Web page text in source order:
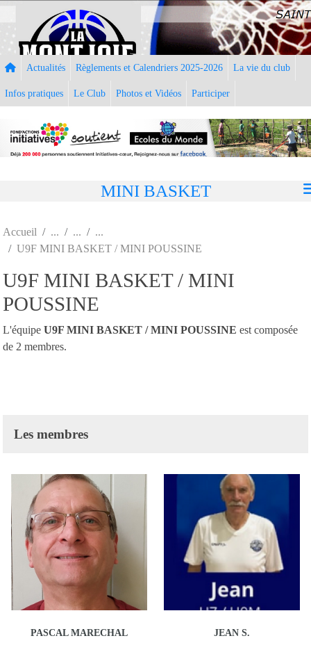
Actualités Règlements et Calendriers 2025-2026 La vie du club
Infos pratiques Le Club Photos et Vidéos Participer
MINI BASKET
Accueil
U9F MINI BASKET / MINI POUSSINE
U9F MINI BASKET / MINI
POUSSINE
L'équipe U9F MINI BASKET / MINI POUSSINE est composée
de 2 membres.
Les membres
PASCAL MARECHAL JEAN S.
Panneau de gestion des cookies